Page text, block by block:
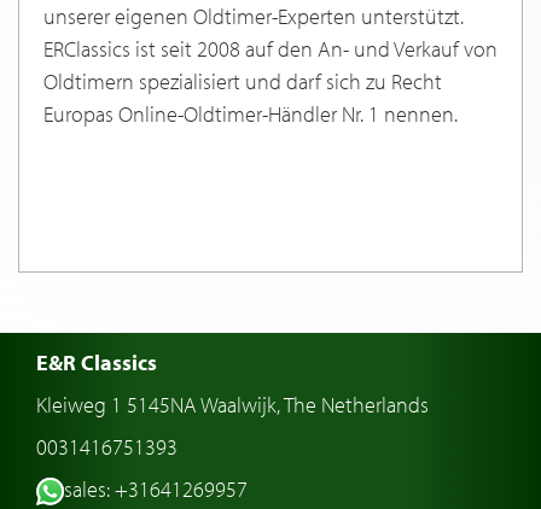
unserer eigenen Oldtimer-Experten unterstützt.
ERClassics ist seit 2008 auf den An- und Verkauf von
Oldtimern spezialisiert und darf sich zu Recht
Europas Online-Oldtimer-Händler Nr. 1 nennen.
E&R Classics
Kleiweg 1 5145NA Waalwijk, The Netherlands
0031416751393
sales: +31641269957